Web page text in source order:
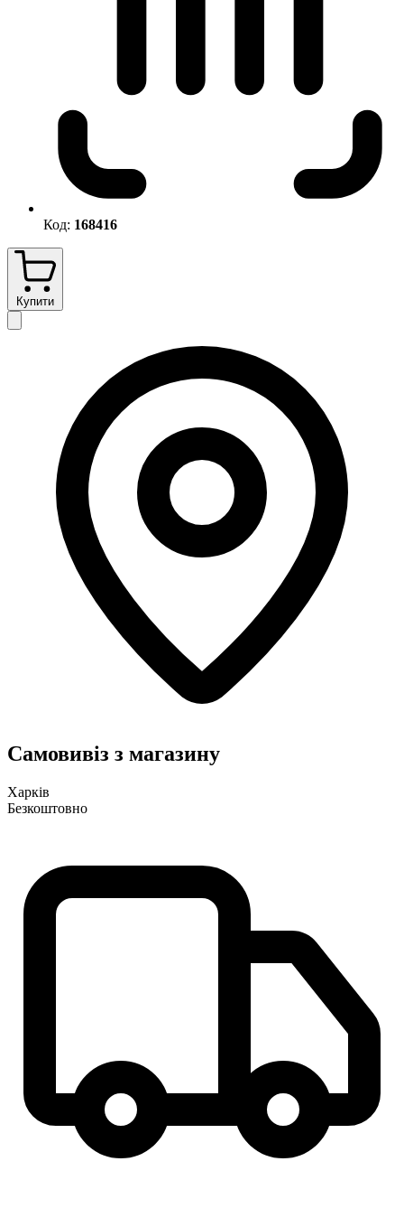
Код: 168416
Купити
Самовивіз з магазину
Харків
Безкоштовно